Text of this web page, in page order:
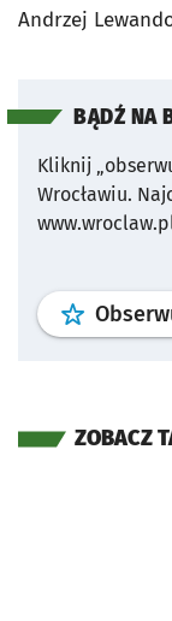
Andrzej
BĄDŹ NA
Kliknij
Wrocławiu.
ZOBACZ